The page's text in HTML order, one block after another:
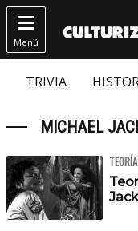

Menú
TRIVIA
MICHAEL